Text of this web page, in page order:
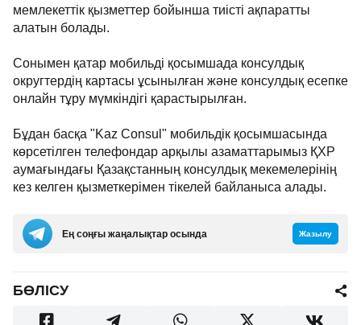
мемлекеттік қызметтер бойынша тиісті ақпаратты
алатын болады.
Сонымен қатар мобильді қосымшада консулдық
округтердің картасы ұсынылған және консулдық есепке
онлайн тұру мүмкіндігі қарастырылған.
Бұдан басқа "Kaz Consul" мобильдік қосымшасында
көрсетілген телефондар арқылы азаматтарымыз ҚХР
аумағындағы Қазақстанның консулдық мекемелерінің
кез келген қызметкерімен тікелей байланыса алады.
Ең соңғы жаңалықтар осында Жазылу
БӨЛІСУ